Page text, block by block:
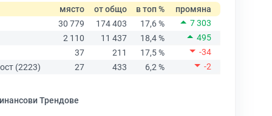
място от общо в топ %
промяна
30 779
174 403 17,6 %
7 303
2 110
11 437 18,4 %
495
37
211 17,5 %
-34
(2223)
27 433 6,2 % -2
Трендове